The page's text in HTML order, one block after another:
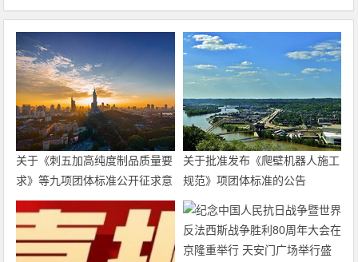
关于《刺五加高纯度制品质量要
求》等九项团体标准公开征求意
见的通知
关于批准发布《爬壁机器人施工
规范》项团体标准的公告